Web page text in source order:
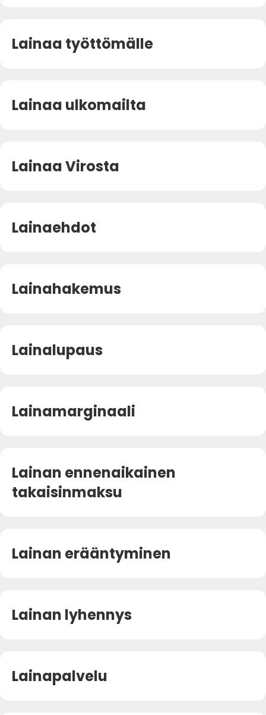
Lainaa työttömälle
Lainaa ulkomailta
Lainaa Virosta
Lainaehdot
Lainahakemus
Lainalupaus
Lainamarginaali
Lainan ennenaikainen
takaisinmaksu
Lainan erääntyminen
Lainan lyhennys
Lainapalvelu